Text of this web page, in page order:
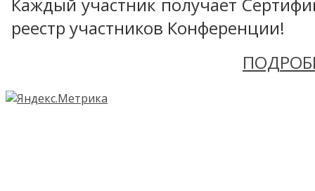
Каждый участник получает
реестр участников Конференции!